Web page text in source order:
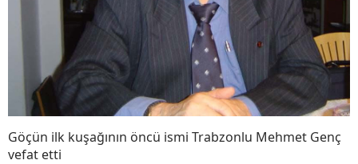
Göçün ilk kuşağının öncü ismi Trabzonlu Mehmet Genç
vefat etti